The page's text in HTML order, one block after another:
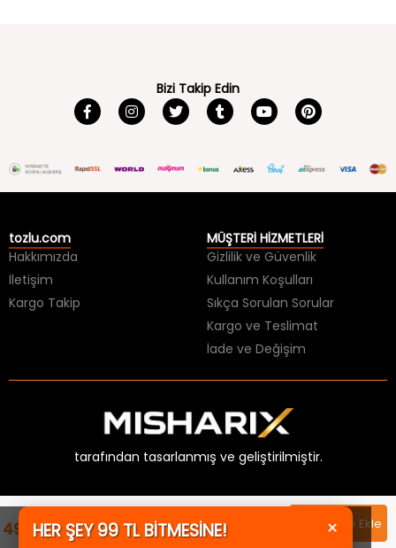
499,99 TL Sepete Ekle
Bizi Takip Edin
tozlu.com
Hakkımızda
İletişim
Kargo Takip
MÜŞTERİ HİZMETLERİ
Gizlilik ve Güvenlik
Kullanım Koşulları
Sıkça Sorulan Sorular
Kargo ve Teslimat
İade ve Değişim
tarafından tasarlanmış ve geliştirilmiştir.
×
HER ŞEY 99 TL BİTMESİNE!